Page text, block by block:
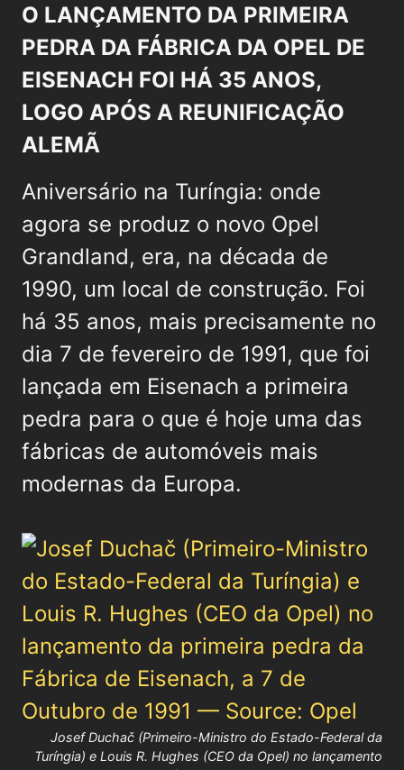
O LANÇAMENTO DA PRIMEIRA
PEDRA DA FÁBRICA DA OPEL DE
EISENACH FOI HÁ 35 ANOS,
LOGO APÓS A REUNIFICAÇÃO
ALEMÃ
Aniversário na Turíngia: onde
agora se produz o novo Opel
Grandland, era, na década de
1990, um local de construção. Foi
há 35 anos, mais precisamente no
dia 7 de fevereiro de 1991, que foi
lançada em Eisenach a primeira
pedra para o que é hoje uma das
fábricas de automóveis mais
modernas da Europa.
Josef Duchač (Primeiro-Ministro do Estado-Federal da
Turíngia) e Louis R. Hughes (CEO da Opel) no lançamento